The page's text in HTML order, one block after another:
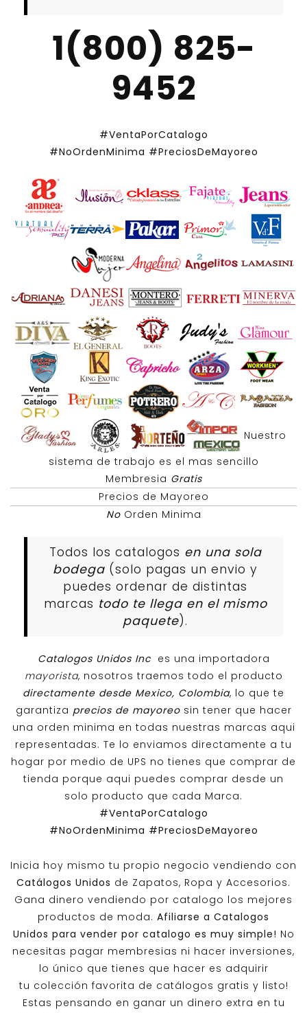
1(800) 825-
9452
#VentaPorCatalogo
#NoOrdenMinima #PreciosDeMayoreo
Nuestro
sistema de trabajo es el mas sencillo
Membresia Gratis
Precios de Mayoreo
NoOrden Minima
Todos los catalogos en una sola
bodega (solo pagas un envio y
puedes ordenar de distintas
marcas todo te llega en el mismo
paquete).
Catalogos Unidos Inc es una importadora
mayorista, nosotros traemos todo el producto
directamente desde Mexico, Colombia, lo que te
garantiza precios de mayoreosin tener que hacer
una orden minima en todas nuestras marcas aqui
representadas. Te lo enviamos directamente a tu
hogar por medio de UPS no tienes que comprar de
tienda porque aqui puedes comprar desde un
solo producto que cada Marca.
#VentaPorCatalogo
#NoOrdenMinima #PreciosDeMayoreo
Inicia hoy mismo tu propio negocio vendiendo con
Catálogos Unidos de Zapatos, Ropa y Accesorios.
Gana dinero vendiendo por catalogo los mejores
productos de moda. Afiliarse a Catalogos
Unidos para vender por catalogo es muy simple! No
necesitas pagar membresias ni hacer inversiones,
lo único que tienes que hacer es adquirir
tu colección favorita de catálogos gratis y listo!
Estas pensando en ganar un dinero extra en tu